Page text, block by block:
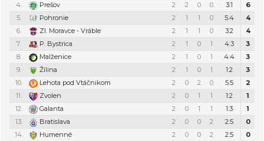
4.
Prešov 2 2 0 0 3:1
6
5.
Pohronie 2 1 1 0 5:4
4
6.
Zl. Moravce - Vráble 2 1 1 0 3:2
4
7.
P. Bystrica 2 1 0 1 4:3
3
8.
Malženice 2 1 0 1 4:4
3
9.
Žilina 2 1 0 1 1:2
3
10.
Lehota pod Vtáčnikom 2 0 2 0 5:5
2
11.
Zvolen 2 0 1 1 1:2
1
12.
Galanta 2 0 1 1 1:3
1
13.
Bratislava 2 0 0 2 2:5
0
14.
Humenné 2 0 0 2 2:5
0